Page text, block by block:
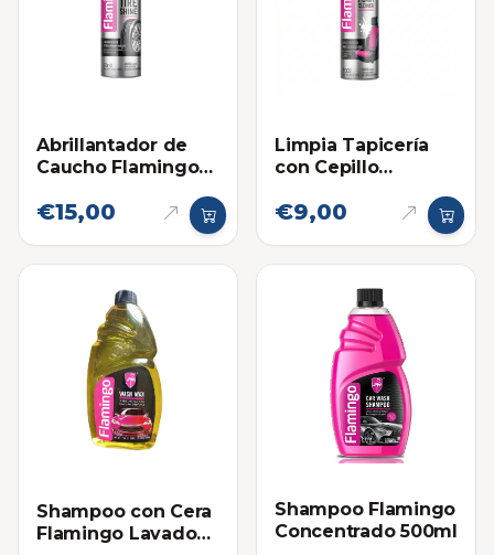
Abrillantador de
Caucho Flamingo
€15,00
Limpia Tapicería
con Cepillo
€9,00
Shampoo con Cera
Flamingo Lavado
Shampoo Flamingo
Concentrado 500ml